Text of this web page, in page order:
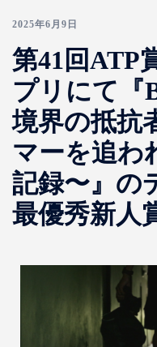
2025年6月9日
第41回ATP
プリにて
境界の抵抗
マーを追わ
記録〜』の
最優秀新人